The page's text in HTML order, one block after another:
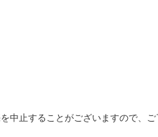
止することがございますので、ご